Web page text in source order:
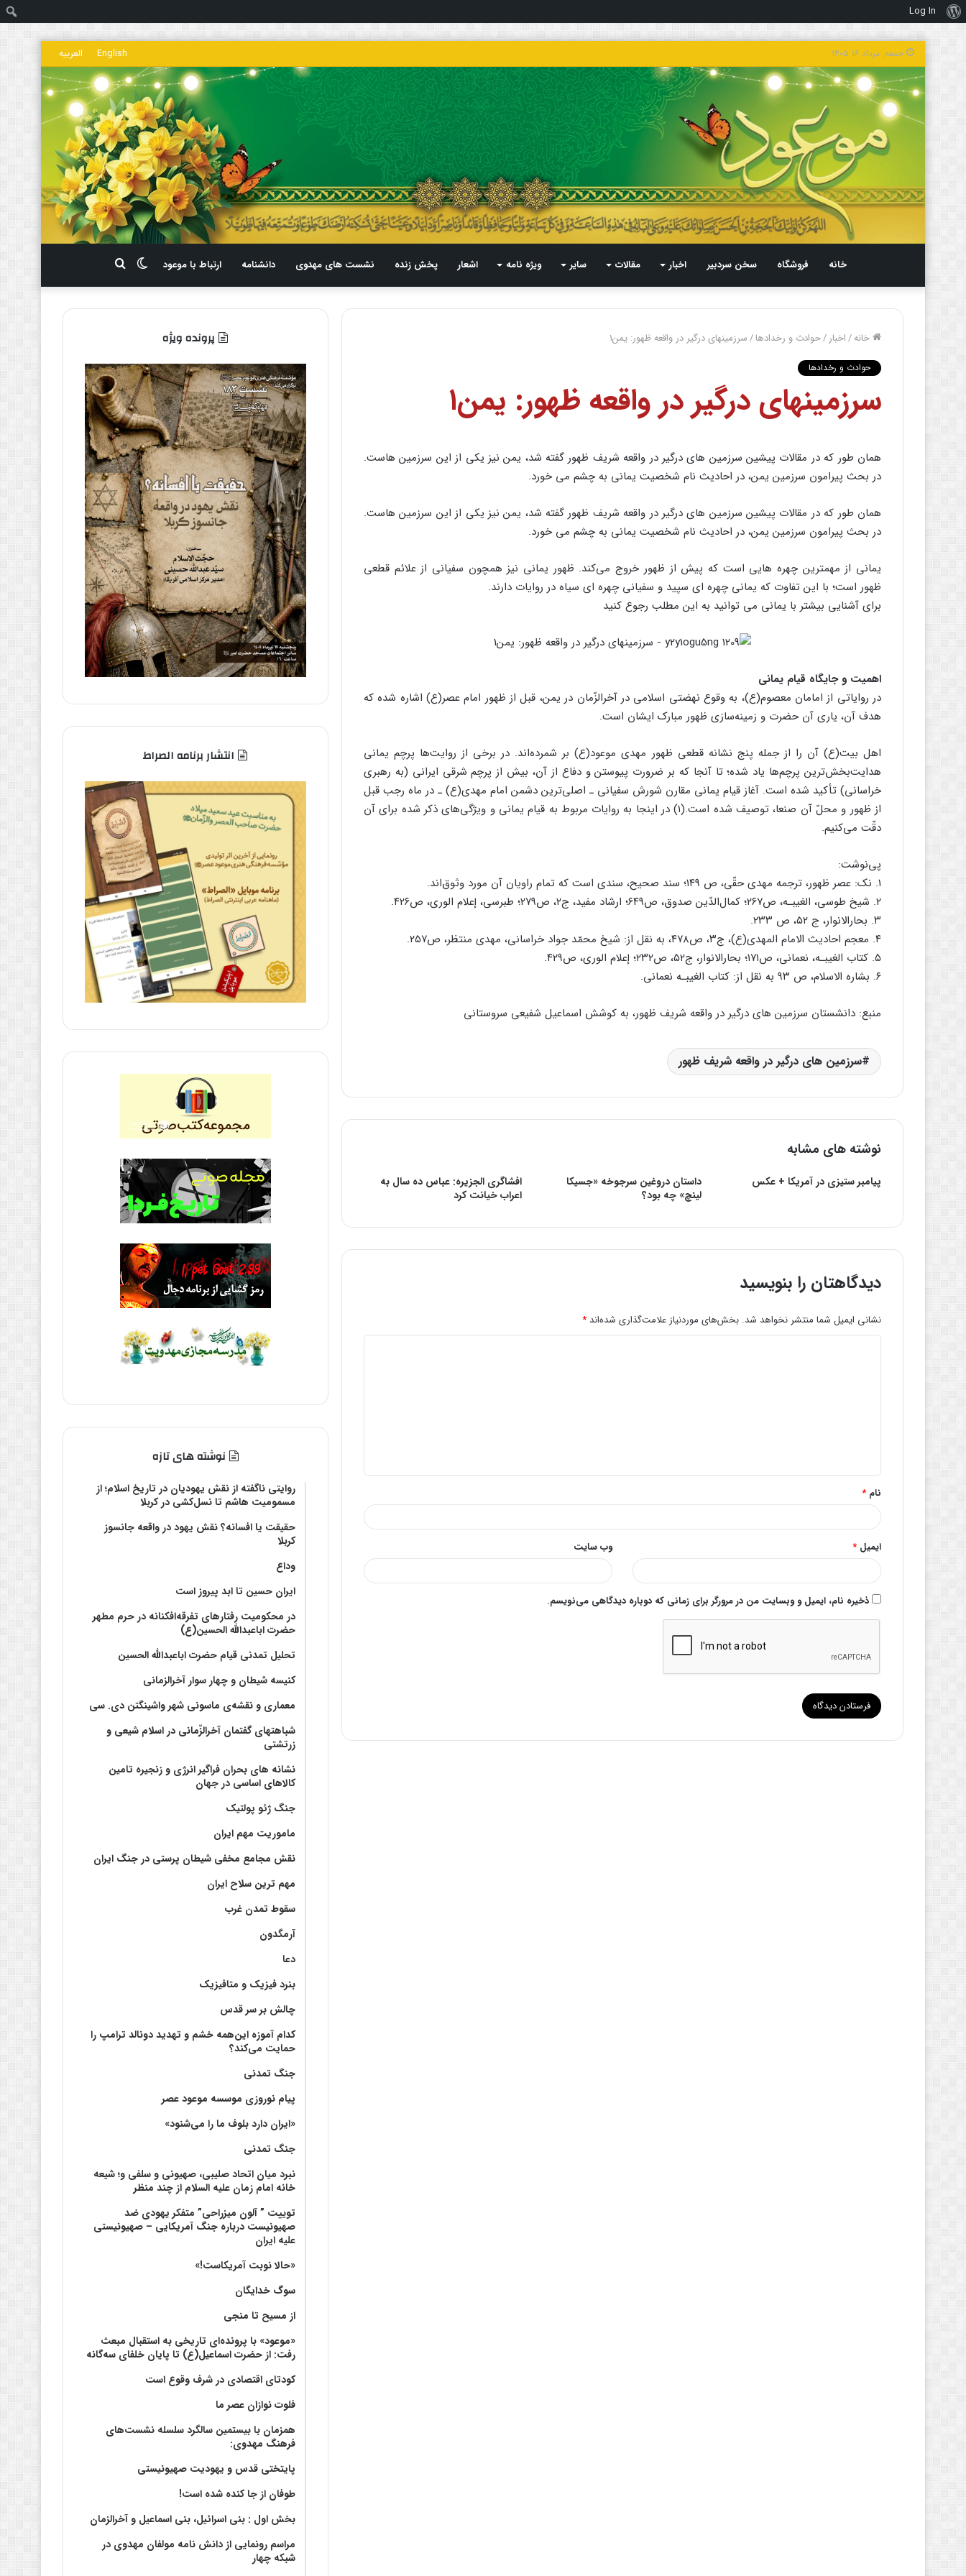
درباره
وردپرس
Log In
جمعه, مرداد ۱۶ ۱۴۰۵ English العربیه
خانه فروشگاه سخن سردبیر اخبار مقالات سایر ویژه نامه اشعار پخش زنده نشست های مهدوی دانشنامه ارتباط با موعود
برای
تغییر
پوسته
خانه/اخبار /حوادث و رخدادها/سرزمینهای درگیر در واقعه ظهور: یمن۱
حوادث و رخدادها
سرزمینهای درگیر در واقعه ظهور: یمن۱
همان طور که در مقالات پیشین سرزمین های درگیر در واقعه شریف ظهور گفته شد، یمن نیز یکی از این سرزمین هاست.
در بحث پیرامون سرزمین یمن، در احادیث نام شخصیت یمانی به چشم می خورد.
همان طور که در مقالات پیشین سرزمین های درگیر در واقعه شریف ظهور گفته شد، یمن نیز یکی از این سرزمین هاست.
در بحث پیرامون سرزمین یمن، در احادیث نام شخصیت یمانی به چشم می خورد.
یمانی از مهمترین چهره هایی است که پیش از ظهور خروج می‌کند. ظهور یمانی نیز همچون سفیانی از علائم قطعی
ظهور است؛ با این تفاوت که یمانی چهره ای سپید و سفیانی چهره ای سیاه در روایات دارند.
برای آشنایی بیشتر با یمانی می توانید به این مطلب رجوع کنید
اهمیت و جایگاه قیام یمانی
در روایاتی از امامان معصوم(ع)، به وقوع نهضتی اسلامی در آخرالزّمان در یمن، قبل از ظهور امام عصر(ع) اشاره شده که
هدف آن، یاری آن حضرت و زمینه‌سازی ظهور مبارک ایشان است.
اهل بیت(ع) آن را از جمله پنج نشانه قطعی ظهور مهدی موعود(ع) بر شمرده‌اند. در برخی از روایت‌ها پرچم یمانی
هدایت‌بخش‌ترین پرچم‌ها یاد شده؛ تا آنجا که بر ضرورت پیوستن و دفاع از آن، بیش از پرچم شرقی ایرانی (به رهبری
خراسانی) تأکید شده است. آغاز قیام یمانی مقارن شورش سفیانی ـ اصلی‌ترین دشمن امام مهدی(ع) ـ در ماه رجب قبل
از ظهور و محلّ آن صنعا، توصیف شده است.(۱) در اینجا به روایات مربوط به قیام یمانی و ویژگی‌های ذکر شده برای آن
دقّت می‌کنیم.
پی‌نوشت‌:
۱. نک: عصر ظهور، ترجمه مهدی حقّی، ص ۱۴۹؛ سند صحیح، سندی است که تمام راویان آن مورد وثوق‌اند.
۲. شیخ طوسی، الغیبـه، ص۲۶۷؛ کمال‌الدّین صدوق، ص۶۴۹؛ ارشاد مفید، ج۲، ص۲۷۹؛ طبرسی، إعلام الوری، ص۴۲۶.
۳. بحارالانوار، ج ۵۲، ص ۲۳۳.
۴. معجم احادیث الامام المهدی(ع)، ج۳، ص۴۷۸، به نقل از: شیخ محمّد جواد خراسانی، مهدی منتظر، ص۲۵۷.
۵. کتاب الغیبـه، نعمانی، ص۱۷۱؛ بحارالانوار، ج۵۲، ص۲۳۲؛ إعلام الوری، ص۴۲۹.
۶. بشاره الاسلام، ص ۹۳ به نقل از: کتاب الغیبـه نعمانی.
منبع: دانشستان سرزمین های درگیر در واقعه شریف ظهور، به کوشش اسماعیل شفیعی سروستانی
سرزمین های درگیر در واقعه شریف ظهور
نوشته های مشابه
پیامبر ستیزی در آمریکا + عکس
داستان دروغین سرجوخه «جسیکا
لینچ» چه بود؟
افشاگری الجزیره: عباس ده سال به
اعراب خیانت کرد
دیدگاهتان را بنویسید
نشانی ایمیل شما منتشر نخواهد شد. بخش‌های موردنیاز علامت‌گذاری شده‌اند *
*
نام *
ایمیل * وب‌ سایت
ذخیره نام، ایمیل و وبسایت من در مرورگر برای زمانی که دوباره دیدگاهی می‌نویسم.
پرونده ویژه
انتشار برنامه الصراط
نوشته های تازه
روایتی ناگفته از نقش یهودیان در تاریخ اسلام؛ از
مسمومیت هاشم تا نسل‌کشی در کربلا
حقیقت یا افسانه؟‌ نقش یهود در واقعه جانسوز
کربلا
وداع
ایران حسین تا ابد پیروز است
در محکومیت رفتارهای تفرقه‌افکنانه در حرم مطهر
حضرت اباعبدالله الحسین(ع)
تحلیل تمدنی قیام حضرت اباعبدالله الحسین
کنیسه شیطان و چهار سوار آخرالزمانی
معماری و نقشه‌ی ماسونی شهر واشينگتن دی. سی
شباهتهای گفتمان آخر‌الزّمانی در اسلام شیعی و
زرتشتی
نشانه های بحران فراگیر انرژی و زنجیره تامین
کالاهای اساسی در جهان
جنگ ژئو پولتیک
ماموریت مهم ایران
نقش مجامع مخفی شیطان پرستی در جنگ ایران
مهم ترین سلاح ایران
سقوط تمدن غرب
آرمگدون
دعا
بنرد فیزیک و متافیزیک
چالش بر سر قدس
کدام آموزه این‌همه خشم و تهدید دونالد ترامپ را
حمایت می‌کند؟
جنگ تمدنی
پیام نوروزی موسسه موعود عصر
«ایران دارد بلوف ما را می‌شنود»
جنگ تمدنی
نبرد میان اتحاد صلیبی، صهیونی و سلفی و؛ شیعه
خانه امام زمان علیه السلام از چند منظر
توییت ” آلون میزراحی” متفکر یهودی ضد
صهیونیست درباره جنگ آمریکایی – صهیونیستی
علیه ایران
«حالا نوبت آمریکاست!»
سوگ خدایگان
از مسیح تا منجی
«موعود» با پرونده‌ای تاریخی به استقبال مبعث
رفت: از حضرت اسماعیل(ع) تا پایان خلفای سه‌گانه
کودتای اقتصادی در شرف وقوع است
فلوت نوازان عصر ما
همزمان با بیستمین سالگرد سلسله نشست‌های
فرهنگ مهدوی:‌
پایتختی قدس و یهودیت صهیونیستی
طوفان از جا کنده شده است!
بخش اول : بنی اسرائیل، بنی اسماعیل و آخرالزمان
مراسم رونمایی از دانش نامه مولفان مهدوی در
شبکه چهار